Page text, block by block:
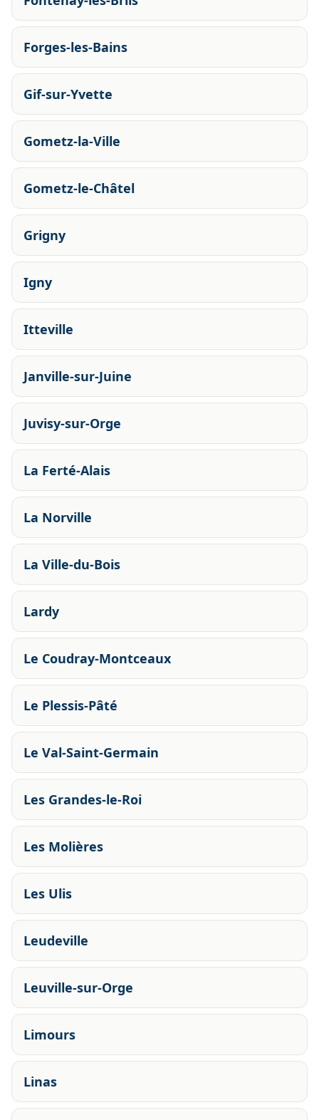
Forges-les-Bains
Gif-sur-Yvette
Gometz-la-Ville
Gometz-le-Châtel
Grigny
Igny
Itteville
Janville-sur-Juine
Juvisy-sur-Orge
La Ferté-Alais
La Norville
La Ville-du-Bois
Lardy
Le Coudray-Montceaux
Le Plessis-Pâté
Le Val-Saint-Germain
Les Grandes-le-Roi
Les Molières
Les Ulis
Leudeville
Leuville-sur-Orge
Limours
Linas